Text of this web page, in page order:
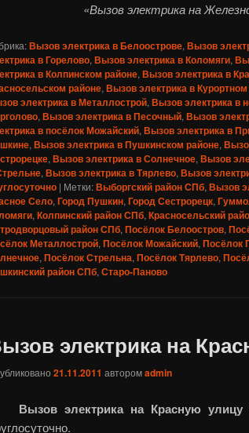
«Вызов электрика на
Вызов электрика в Белоострове, Вызов
в Горелово, Вызов электрика в Коломяги,
в Колпинском районе, Вызов электрика в
районе, Вызов электрика в
электрика в Металлострой, Вызов электрика в
, Вызов электрика в Песочный, Вызов
в посёлок Можайский, Вызов электрика в
, Вызов электрика в Пушкинском районе,
, Вызов электрика в Солнечное, Вызов
, Вызов электрика в Тярлево, Вызов
| Метки:Выборгский район СПб, Вызов
Село, Город Пушкин, Город Сестрорецк,
, Колпинский район СПб, Красносельский
район СПб, Посёлок Белоостров,
Металлострой, Посёлок Можайский, Посёлок
, Посёлок Стрельна, Посёлок Тярлево,
район СПб, Старо-Паново
электрика на
21.11.2011 авторомadmin
Вызов электрика на Красную улицу